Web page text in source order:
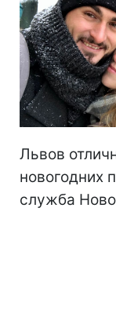
Львов
новогодних
служба